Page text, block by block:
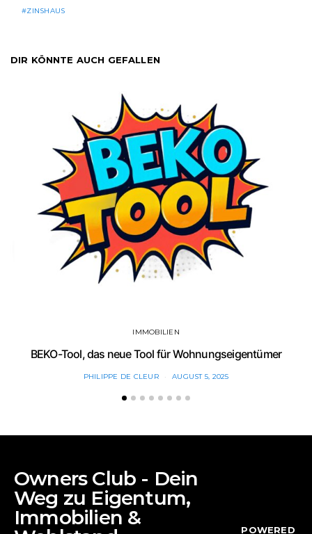
ZINSHAUS
DIR KÖNNTE AUCH GEFALLEN
IMMOBILIEN
BEKO-Tool, das neue Tool für Wohnungseigentümer
PHILIPPE DE CLEUR AUGUST 5, 2025
Owners Club - Dein
Weg zu Eigentum,
Immobilien &
POWERED